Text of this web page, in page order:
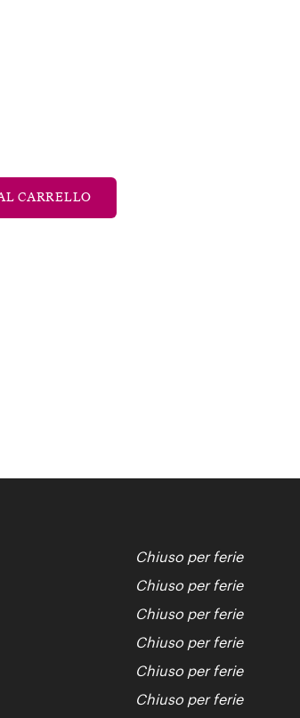
CARRELLO
Chiuso per ferie
Chiuso per ferie
Chiuso per ferie
Chiuso per ferie
Chiuso per ferie
Chiuso per ferie